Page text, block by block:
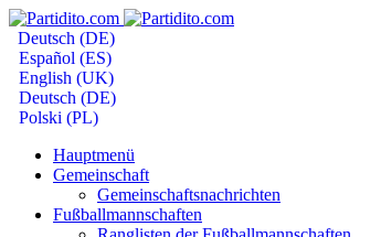
Deutsch (DE)
Español (ES)
English (UK)
Deutsch (DE)
Polski (PL)
Hauptmenü
Gemeinschaft
Gemeinschaftsnachrichten
Fußballmannschaften